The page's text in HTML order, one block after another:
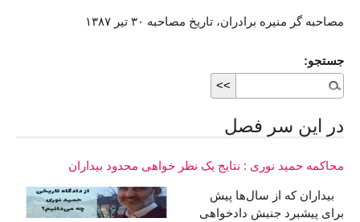
مصاحبه گر منیره برادران، تاریخ مصاحبه ٣٠ تیر ١٣٨٧
جستجو:
در اين سر فصل
محاکمه حميد نوری : نتايج يک نظر خواهی محدود بيداران
بيداران که از سال‌ها پیش
برای پیشبرد جنبش دادخواهی